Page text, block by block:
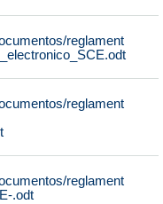
reglament
reglament
reglament
.odt